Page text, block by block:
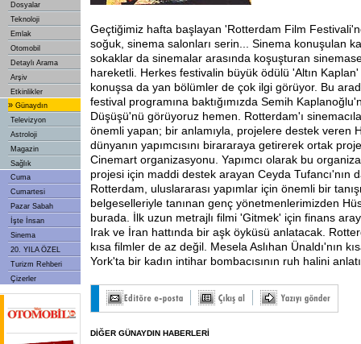
Dosyalar
Teknoloji
Emlak
Otomobil
Detaylı Arama
Arşiv
Etkinlikler
» Günaydın
Televizyon
Astroloji
Magazin
Sağlık
Cuma
Cumartesi
Pazar Sabah
İşte İnsan
Sinema
20. YILA ÖZEL
Turizm Rehberi
Çizerler
Geçtiğimiz hafta başlayan 'Rotterdam Film
soğuk, sinema salonları serin... Sinema konuşulan
sokaklar da sinemalar arasında koşuşturan
hareketli. Herkes festivalin büyük ödülü 'Altın
konuşsa da yan bölümler de çok ilgi görüyor. Bu
festival programına baktığımızda Semih
Düşüşü'nü görüyoruz hemen. Rotterdam'ı
önemli yapan; bir anlamıyla, projelere destek veren
dünyanın yapımcısını birararaya getirerek ortak
Cinemart organizasyonu. Yapımcı olarak bu
projesi için maddi destek arayan Ceyda Tufancı'nın
Rotterdam, uluslararası yapımlar için önemli bir
belgeselleriyle tanınan genç yönetmenlerimizden
burada. İlk uzun metrajlı filmi 'Gitmek' için finans
Irak ve İran hattında bir aşk öyküsü anlatacak.
kısa filmler de az değil. Mesela Aslıhan Ünaldı'nın
York'ta bir kadın intihar bombacısının ruh halini
DİĞER GÜNAYDIN HABERLERİ